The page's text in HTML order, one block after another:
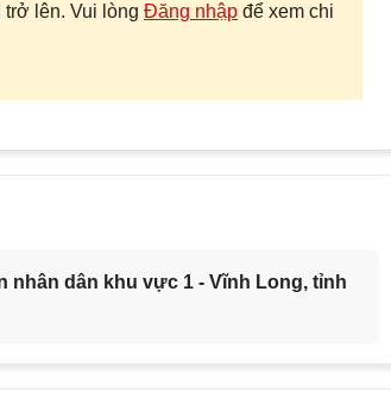
trở lên. Vui lòng Đăng nhập để xem chi
nhân dân khu vực 1 - Vĩnh Long, tỉnh